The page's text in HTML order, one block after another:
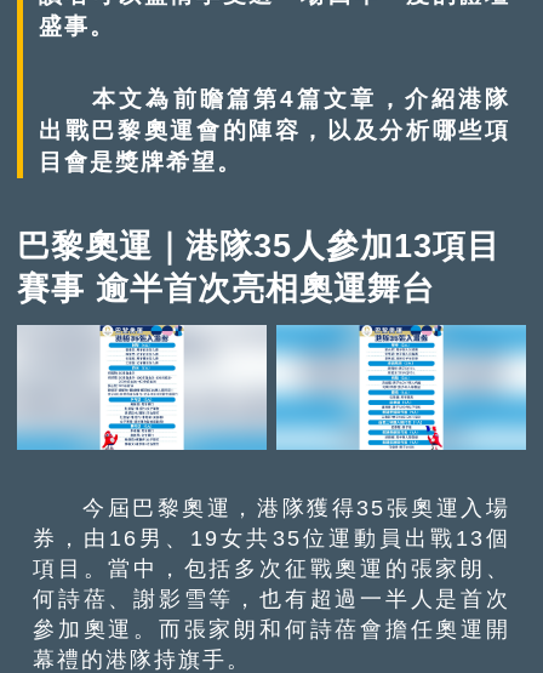
盛事。
本文為前瞻篇第4篇文章，介紹港隊
出戰巴黎奧運會的陣容，以及分析哪些項
目會是獎牌希望。
巴黎奧運｜港隊35人參加13項目
賽事 逾半首次亮相奧運舞台
今屆巴黎奧運，港隊獲得35張奧運入場
券，由16男、19女共35位運動員出戰13個
項目。當中，包括多次征戰奧運的張家朗、
何詩蓓、謝影雪等，也有超過一半人是首次
參加奧運。而張家朗和何詩蓓會擔任奧運開
幕禮的港隊持旗手。